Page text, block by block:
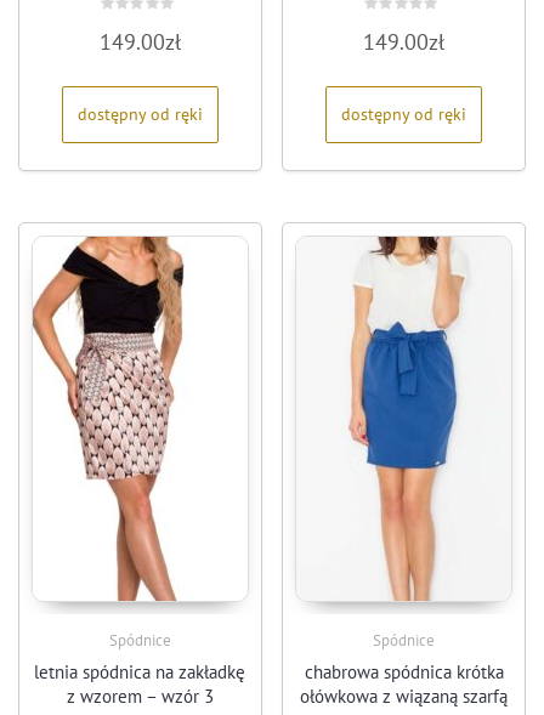
0
na
149.00zł
dostępny od ręki
0
na
149.00zł
dostępny od ręki
Spódnice
letnia spódnica na zakładkę
z wzorem – wzór 3
Spódnice
chabrowa spódnica krótka
ołówkowa z wiązaną szarfą